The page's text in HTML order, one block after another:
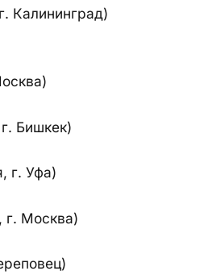
Калининград)
Бишкек)
г. Уфа)
г. Москва)